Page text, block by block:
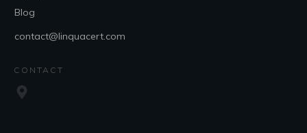
Blog
contact@linquacert.com
CONTACT